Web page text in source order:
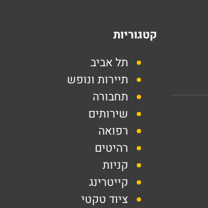
קטגוריות
תל אביב
תיירות ונופש
תחבורה
שירותים
רפואה
רהיטים
קניות
קייטרינג
ציוד טקטי